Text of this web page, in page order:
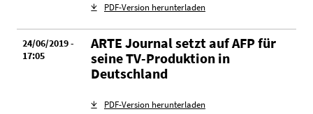
PDF-Version herunterladen
24/06/2019 -
17:05
ARTE Journal setzt auf AFP für
seine TV-Produktion in
Deutschland
PDF-Version herunterladen